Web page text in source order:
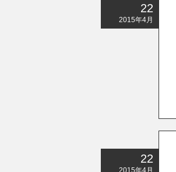
22
2015年4月
22
2015年4月